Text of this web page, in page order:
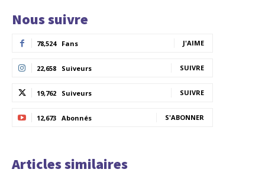
Nous suivre
78,524 Fans J'AIME
22,658 Suiveurs SUIVRE
19,762 Suiveurs SUIVRE
12,673 Abonnés S'ABONNER
Articles similaires